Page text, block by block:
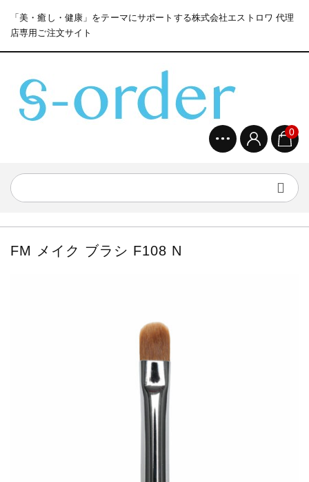
「美・癒し・健康」をテーマにサポートする株式会社エストロワ 代理
店専用ご注文サイト
0
FM メイク ブラシ F108 N